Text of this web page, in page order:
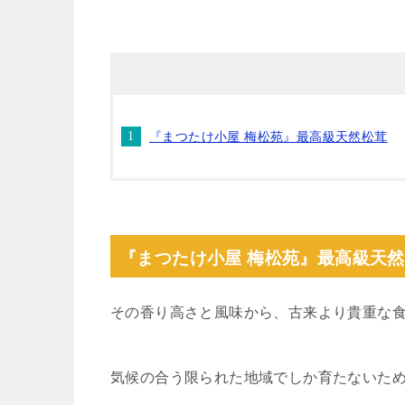
『まつたけ小屋 梅松苑』最高級天然松茸
『まつたけ小屋 梅松苑』最高級天
その香り高さと風味から、古来より貴重な
気候の合う限られた地域でしか育たないた